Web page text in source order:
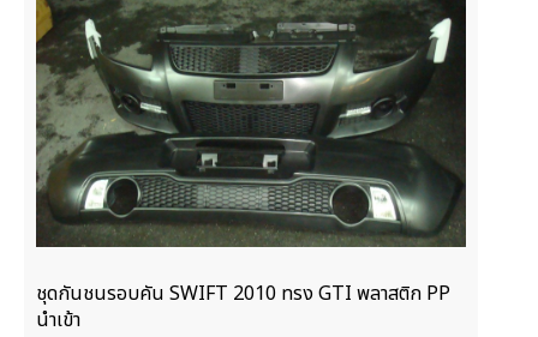
ชุดกันชนรอบคัน SWIFT 2010 ทรง GTI พลาสติก PP
นำเข้า